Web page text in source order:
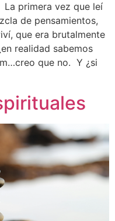
primera vez que leí
de pensamientos,
que era brutalmente
realidad sabemos
que no. Y ¿si